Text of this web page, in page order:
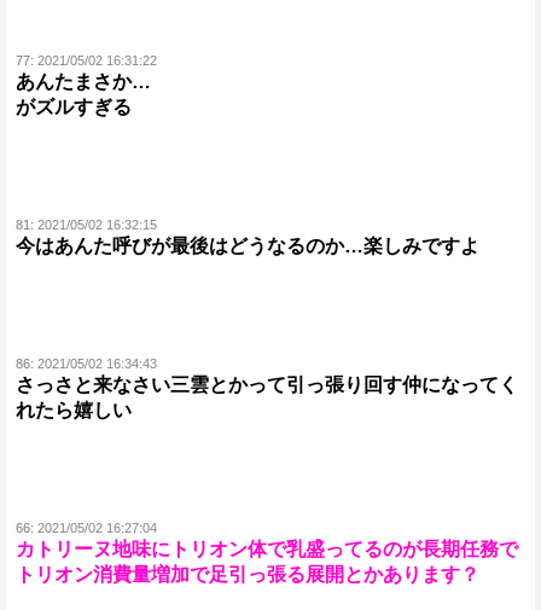
77: 2021/05/02 16:31:22
あんたまさか…
がズルすぎる
81: 2021/05/02 16:32:15
今はあんた呼びが最後はどうなるのか…楽しみですよ
86: 2021/05/02 16:34:43
さっさと来なさい三雲とかって引っ張り回す仲になってく
れたら嬉しい
66: 2021/05/02 16:27:04
カトリーヌ地味にトリオン体で乳盛ってるのが長期任務で
トリオン消費量増加で足引っ張る展開とかあります？